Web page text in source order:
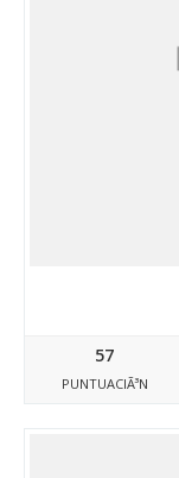
57
PUNTUACIÃ³N